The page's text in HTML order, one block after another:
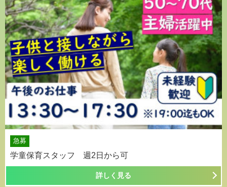
急募
学童保育スタッフ 週2日から可
詳しく見る